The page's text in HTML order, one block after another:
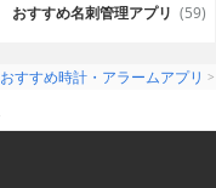
おすすめ名刺管理アプリ (59)
おすすめ時計・アラームアプリ